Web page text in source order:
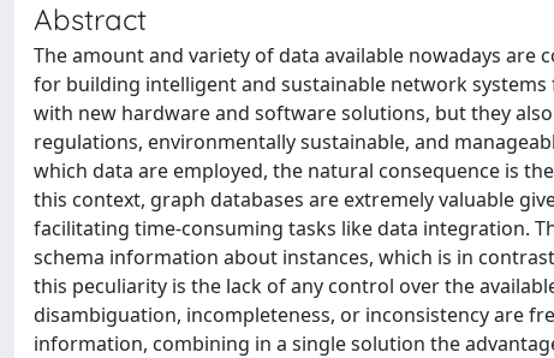
Abstract
The amount and variety of data available nowadays are
for building intelligent and sustainable network
with new hardware and software solutions, but they
regulations, environmentally sustainable, and
which data are employed, the natural consequence is
this context, graph databases are extremely valuable
facilitating time-consuming tasks like data integration.
schema information about instances, which is in
this peculiarity is the lack of any control over the
disambiguation, incompleteness, or inconsistency are
information, combining in a single solution the